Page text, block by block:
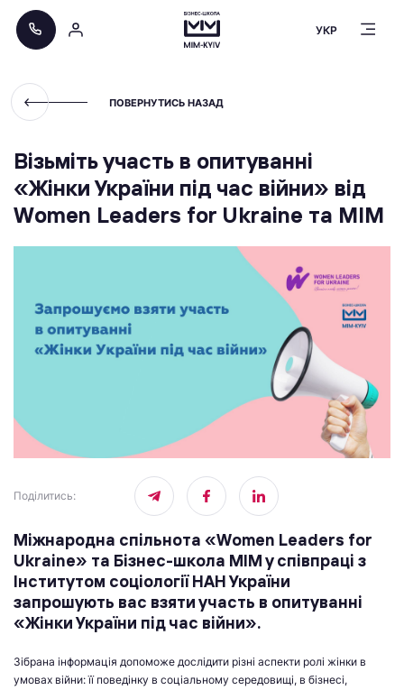
УКР
ПОВЕРНУТИСЬ НАЗАД
Візьміть участь в опитуванні
«Жінки України під час війни» від
Women Leaders for Ukraine та МІМ
Поділитись:
Міжнародна спільнота «Women Leaders for
Ukraine» та Бізнес-школа МІМ у співпраці з
Інститутом соціології НАН України
запрошують вас взяти участь в опитуванні
«Жінки України під час війни».
Зібрана інформація допоможе дослідити різні аспекти ролі жінки в
умовах війни: її поведінку в соціальному середовищі, в бізнесі,